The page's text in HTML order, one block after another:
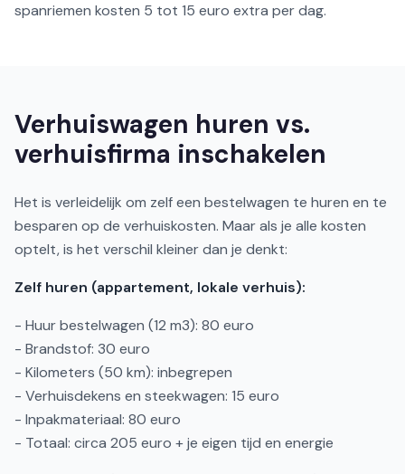
spanriemen kosten 5 tot 15 euro extra per dag.
Verhuiswagen huren vs.
verhuisfirma inschakelen
Het is verleidelijk om zelf een bestelwagen te huren en te
besparen op de verhuiskosten. Maar als je alle kosten
optelt, is het verschil kleiner dan je denkt:
Zelf huren (appartement, lokale verhuis):
- Huur bestelwagen (12 m3): 80 euro
- Brandstof: 30 euro
- Kilometers (50 km): inbegrepen
- Verhuisdekens en steekwagen: 15 euro
- Inpakmateriaal: 80 euro
- Totaal: circa 205 euro + je eigen tijd en energie